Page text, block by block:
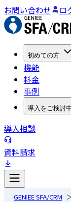
お問い合わせ ロ
初めての方
機能
料金
事例
導入をご検討
導入相談
資料請求
GENIEE SFA/CRM